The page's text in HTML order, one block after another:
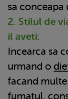
sa
2. Stilul de
il aveti:
Incearca sa
urmand o
facand
fumatul,